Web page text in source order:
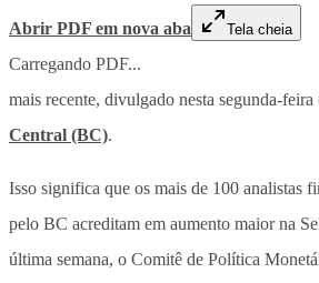
Abrir PDF em nova aba Tela cheia
Carregando PDF...
mais recente, divulgado nesta segunda-
Central (BC).
Isso significa que os mais de 100 analistas
pelo BC acreditam em aumento maior na
última semana, o Comitê de Política